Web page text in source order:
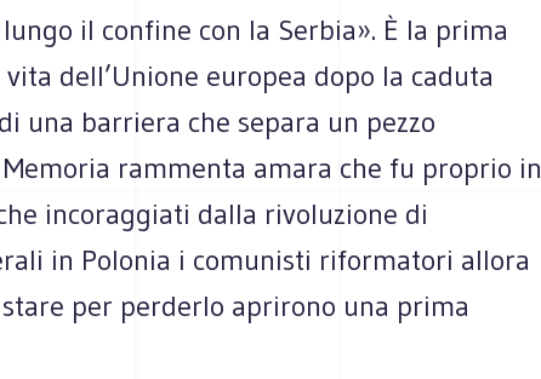
il confine con la Serbia». È la prima
dell’Unione europea dopo la caduta
una barriera che separa un pezzo
Memoria rammenta amara che fu proprio in
incoraggiati dalla rivoluzione di
in Polonia i comunisti riformatori allora
per perderlo aprirono una prima